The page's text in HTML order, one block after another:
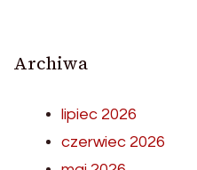
Archiwa
lipiec 2026
czerwiec 2026